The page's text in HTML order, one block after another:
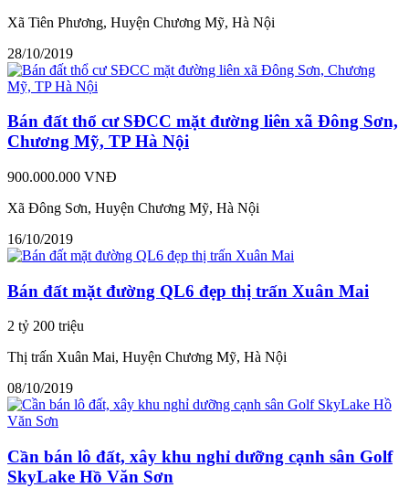
Xã Tiên Phương, Huyện Chương Mỹ, Hà Nội
28/10/2019
Bán đất thổ cư SĐCC mặt đường liên xã Đông Sơn,
Chương Mỹ, TP Hà Nội
900.000.000 VNĐ
Xã Đông Sơn, Huyện Chương Mỹ, Hà Nội
16/10/2019
Bán đất mặt đường QL6 đẹp thị trấn Xuân Mai
2 tỷ 200 triệu
Thị trấn Xuân Mai, Huyện Chương Mỹ, Hà Nội
08/10/2019
Cần bán lô đất, xây khu nghỉ dưỡng cạnh sân Golf
SkyLake Hồ Văn Sơn